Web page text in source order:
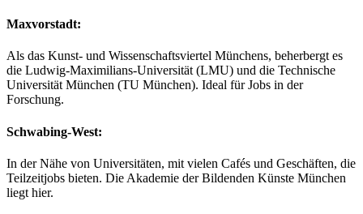
Maxvorstadt:
Als das Kunst- und Wissenschaftsviertel Münchens, beherbergt es
die Ludwig-Maximilians-Universität (LMU) und die Technische
Universität München (TU München). Ideal für Jobs in der
Forschung.
Schwabing-West:
In der Nähe von Universitäten, mit vielen Cafés und Geschäften, die
Teilzeitjobs bieten. Die Akademie der Bildenden Künste München
liegt hier.